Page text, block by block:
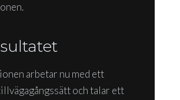
arbetar nu med ett
och talar ett